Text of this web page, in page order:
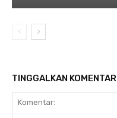
TINGGALKAN KOMENTAR